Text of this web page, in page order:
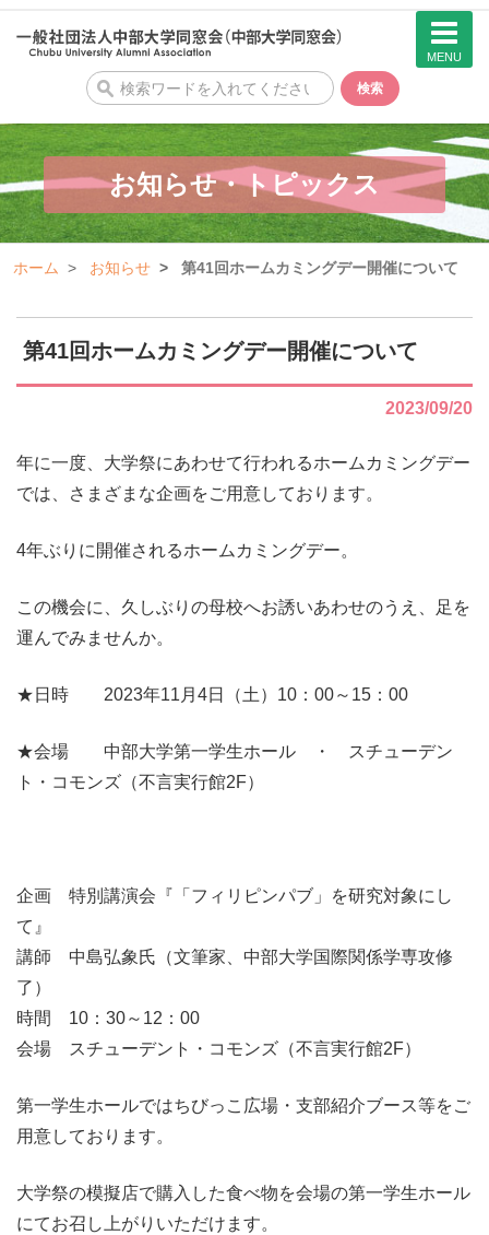
検
索
検索
MENU
お知らせ・トピックス
ホーム お知らせ 第41回ホームカミングデー開催について
第41回ホームカミングデー開催について
2023/09/20
年に一度、大学祭にあわせて行われるホームカミングデー
では、さまざまな企画をご用意しております。
4年ぶりに開催されるホームカミングデー。
この機会に、久しぶりの母校へお誘いあわせのうえ、足を
運んでみませんか。
★日時 2023年11月4日（土）10：00～15：00
★会場 中部大学第一学生ホール ・ スチューデン
ト・コモンズ（不言実行館2F）
企画 特別講演会『「フィリピンパブ」を研究対象にし
て』
講師 中島弘象氏（文筆家、中部大学国際関係学専攻修
了）
時間 10：30～12：00
会場 スチューデント・コモンズ（不言実行館2F）
第一学生ホールではちびっこ広場・支部紹介ブース等をご
用意しております。
大学祭の模擬店で購入した食べ物を会場の第一学生ホール
にてお召し上がりいただけます。